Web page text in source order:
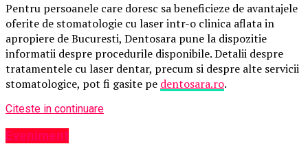
Pentru persoanele care doresc sa beneficieze de avantajele
oferite de stomatologie cu laser intr-o clinica aflata in
apropiere de Bucuresti, Dentosara pune la dispozitie
informatii despre procedurile disponibile. Detalii despre
tratamentele cu laser dentar, precum si despre alte servicii
stomatologice, pot fi gasite pe dentosara.ro.
Citeste in continuare
Eveniment